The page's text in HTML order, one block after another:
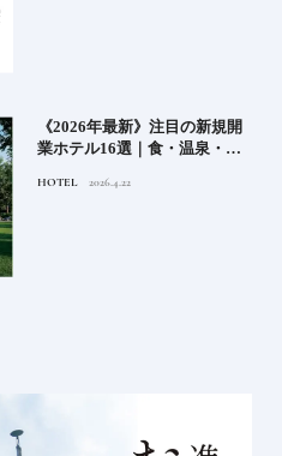
《2026年最新》注目の新規開
業ホテル16選｜食・温泉・リ
HOTEL 2026.4.22